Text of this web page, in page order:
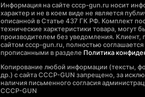
Информация на сайте cccp-gun.ru носит
характер и не в коем виде не является
описанной в Статье 437 ГК РФ. Комплект
технические харктеристики товара, могут
производителем без уведомления. Клиент,
сайтом cccp-gun.ru, полностью соглашается
прописанными в разделе Политика
Копирование любой информации (тексты,
др.) с сайта CCCP-GUN запрещено, за
наличия письменного согласия
CCCP-GUN